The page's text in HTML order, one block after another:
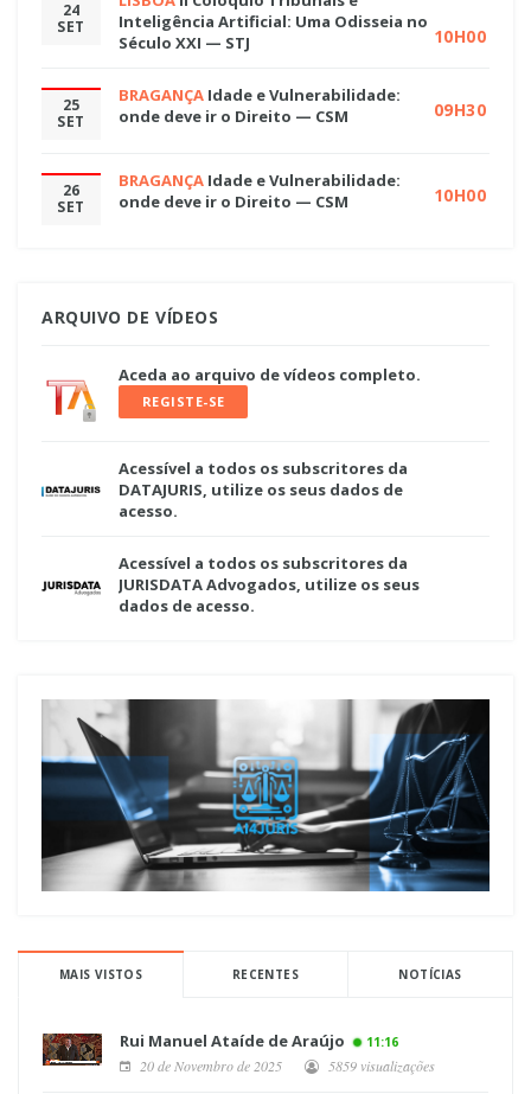
24
SET
Inteligência Artificial: Uma Odisseia no
Século XXI — STJ
10H00
25
SET
BRAGANÇA Idade e Vulnerabilidade:
onde deve ir o Direito — CSM
09H30
26
SET
BRAGANÇA Idade e Vulnerabilidade:
onde deve ir o Direito — CSM
10H00
ARQUIVO DE VÍDEOS
Aceda ao arquivo de vídeos completo.
REGISTE-SE
Acessível a todos os subscritores da
DATAJURIS, utilize os seus dados de
acesso.
Acessível a todos os subscritores da
JURISDATA Advogados, utilize os seus
dados de acesso.
MAIS VISTOS RECENTES NOTÍCIAS
Rui Manuel Ataíde de Araújo 11:16
20 de Novembro de 2025 5859 visualizações